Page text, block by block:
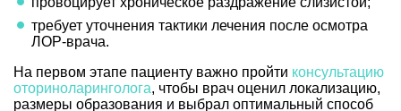
требует уточнения тактики лечения после осмотра
ЛОР-врача.
На первом этапе пациенту важно пройти консультацию
оториноларинголога, чтобы врач оценил локализацию,
размеры образования и выбрал оптимальный способ